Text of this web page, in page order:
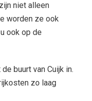
niet alleen
worden ze ook
ook op de
buurt van Cuijk in.
zo laag